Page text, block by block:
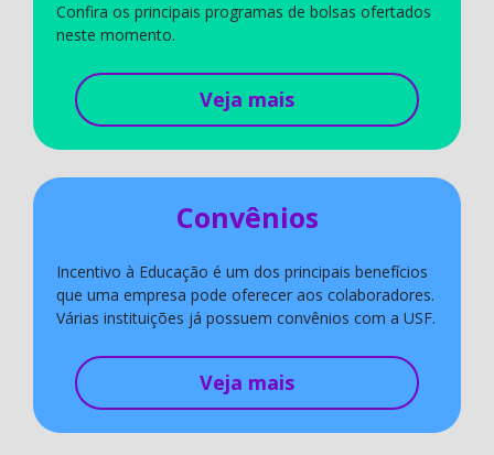
Confira os principais programas de bolsas ofertados
neste momento.
Veja mais
Convênios
Incentivo à Educação é um dos principais benefícios
que uma empresa pode oferecer aos colaboradores.
Várias instituições já possuem convênios com a USF.
Veja mais